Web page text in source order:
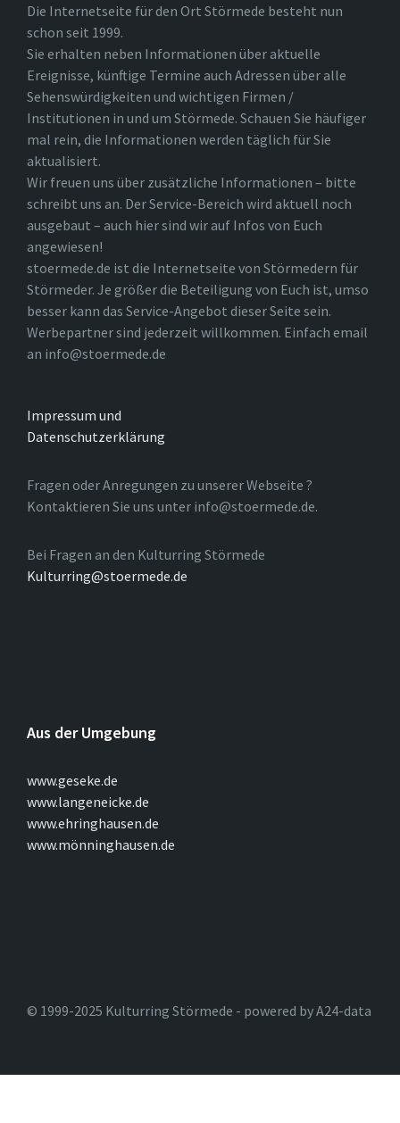
Die Internetseite für den Ort Störmede besteht nun
schon seit 1999.
Sie erhalten neben Informationen über aktuelle
Ereignisse, künftige Termine auch Adressen über alle
Sehenswürdigkeiten und wichtigen Firmen /
Institutionen in und um Störmede. Schauen Sie häufiger
mal rein, die Informationen werden täglich für Sie
aktualisiert.
Wir freuen uns über zusätzliche Informationen – bitte
schreibt uns an. Der Service-Bereich wird aktuell noch
ausgebaut – auch hier sind wir auf Infos von Euch
angewiesen!
stoermede.de ist die Internetseite von Störmedern für
Störmeder. Je größer die Beteiligung von Euch ist, umso
besser kann das Service-Angebot dieser Seite sein.
Werbepartner sind jederzeit willkommen. Einfach email
an info@stoermede.de
Impressum und
Datenschutzerklärung
Fragen oder Anregungen zu unserer Webseite ?
Kontaktieren Sie uns unter info@stoermede.de.
Bei Fragen an den Kulturring Störmede
Kulturring@stoermede.de
Aus der Umgebung
www.geseke.de
www.langeneicke.de
www.ehringhausen.de
www.mönninghausen.de
© 1999-2025 Kulturring Störmede - powered by A24-data